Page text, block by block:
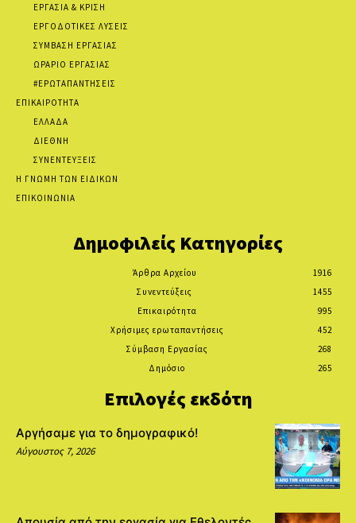
ΕΡΓΑΣΙΑ & ΚΡΙΣΗ
ΕΡΓΟΔΟΤΙΚΕΣ ΛΥΣΕΙΣ
ΣΥΜΒΑΣΗ ΕΡΓΑΣΙΑΣ
ΩΡΑΡΙΟ ΕΡΓΑΣΙΑΣ
#ΕΡΩΤΑΠΑΝΤΗΣΕΙΣ
ΕΠΙΚΑΙΡΟΤΗΤΑ
ΕΛΛΑΔΑ
ΔΙΕΘΝΗ
ΣΥΝΕΝΤΕΥΞΕΙΣ
Η ΓΝΩΜΗ ΤΩΝ ΕΙΔΙΚΩΝ
ΕΠΙΚΟΙΝΩΝΙΑ
Δημοφιλείς Κατηγορίες
Άρθρα Αρχείου
1916
Συνεντεύξεις
1455
Επικαιρότητα
995
Χρήσιμες ερωταπαντήσεις
452
Σύμβαση Εργασίας
268
Δημόσιο
265
Επιλογές εκδότη
Αργήσαμε για το δημογραφικό!
Αύγουστος 7, 2026